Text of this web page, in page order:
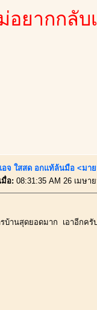
อยากกลั
อจ ใสสด อกแท้ล้นมือ <มา
มื่อ: 08:31:35 AM 26 เมษา
บ้านสุดยอดมาก เอาอีกครั